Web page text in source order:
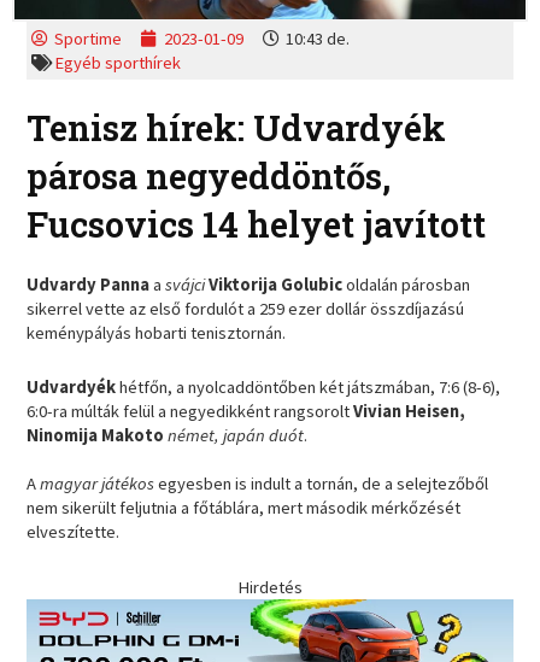
Sportime 2023-01-09
10:43 de.
Egyéb sporthírek
Tenisz hírek: Udvardyék
párosa negyeddöntős,
Fucsovics 14 helyet javított
Udvardy PannaasvájciViktorija Golubicoldalán párosban
sikerrel vette az első fordulót a 259 ezer dollár összdíjazású
keménypályás hobarti tenisztornán.
Udvardyékhétfőn, a nyolcaddöntőben két játszmában, 7:6 (8-6),
6:0-ra múlták felül a negyedikként rangsoroltVivian Heisen,
Ninomija Makoto német, japán duót.
Amagyar játékosegyesben is indult a tornán, de a selejtezőből
nem sikerült feljutnia a főtáblára, mert második mérkőzését
elveszítette.
Hirdetés